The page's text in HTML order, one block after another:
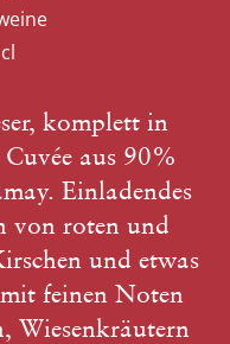
komplett in
aus 90%
Einladendes
von roten und
und etwas
feinen Noten
Wiesenkräutern